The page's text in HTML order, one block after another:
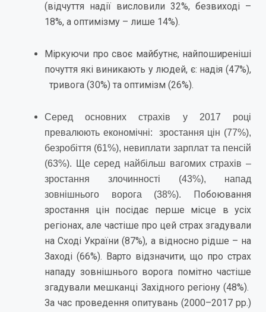
(відчуття надії висловили 32%, безвиході –
18%, а оптимізму – лише 14%).
Міркуючи про своє майбутнє, найпоширеніші
почуття які виникають у людей, є: надія (47%),
тривога (30%) та оптимізм (26%).
Серед основних страхів у 2017 році
превалюють економічні: зростання цін (77%),
безробіття (61%), невиплати зарплат та пенсій
(63%). Ще серед найбільш вагомих страхів –
зростання злочинності (43%), напад
зовнішнього ворога (38%).
Побоювання
зростання цін посідає перше місце в усіх
регіонах, але частіше про цей страх згадували
на Сході України (87%), а відносно рідше – на
Заході (66%). Варто відзначити, що про страх
нападу зовнішнього ворога помітно частіше
згадували мешканці Західного регіону (48%).
За час проведення опитувань (2000–2017 рр.)